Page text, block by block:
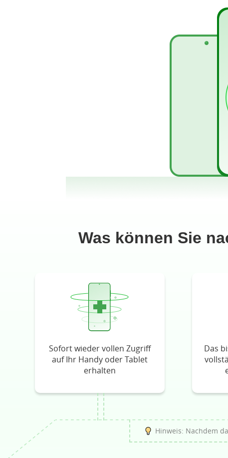
Was können Sie
Sofort wieder vollen Zugriff
auf Ihr Handy oder Tablet
erhalten
Das
Hinweis: Nachdem